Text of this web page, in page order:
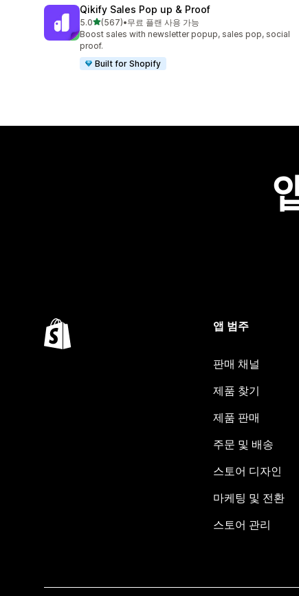
Qikify Sales Pop up & Proof
5.0별 5개 중
(567)
총 리뷰 567개
•무료 플랜 사용 가능
Boost sales with newsletter popup, sales pop, social
proof.
Built for Shopify
앱 범주
판매 채널
제품 찾기
제품 판매
주문 및 배송
스토어 디자인
마케팅 및 전환
스토어 관리